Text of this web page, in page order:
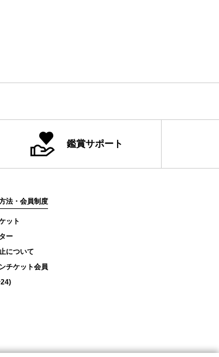
鑑賞サポート
法・会員制度
ット
ー
について
チケット会員